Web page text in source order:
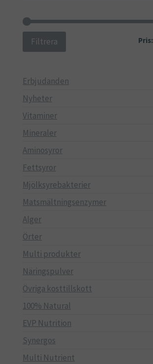
Filtrera Pris:
Erbjudanden
Nyheter
Vitaminer
Mineraler
Aminosyror
Fettsyror
Mjölksyrebakterier
Matsmältningsenzymer
Alger
Örter
Multi produkter
Näringspulver
Övriga kosttillskott
100% Natural
EVP Nutrition
Synergos
Multi Nutrient